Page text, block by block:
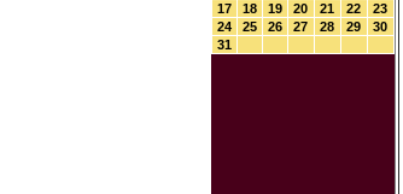
17
18 19 20 21 22
23
24
25 26 27 28 29
30
31